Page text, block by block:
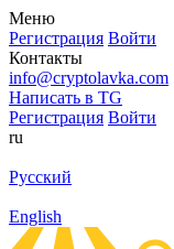
Меню
Регистрация Войти
Контакты
info@cryptolavka.com
Написать в TG
Регистрация Войти
ru
Русский
English